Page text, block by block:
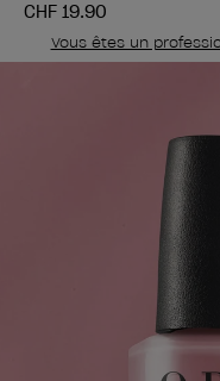
la
CHF 19.90
Vous êtes un